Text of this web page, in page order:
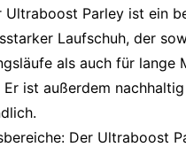
Ultraboost Parley ist ein
Laufschuh, der
als auch für lange
ist außerdem nachhaltig
.
: Der Ultraboost